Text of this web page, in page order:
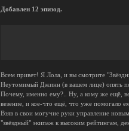
Добавлен 12 эпизод.
Всем привет! Я Лола, и вы смотрите
Неутомимый Джинн (в вашем лице) опять
Почему, именно ему?.. Ну, а кому же ещё,
везение, и кое-что ещё, что уже помогало
Взяв в свои могучие руки управление
"звёздный" экипаж к высоким рейтингам,